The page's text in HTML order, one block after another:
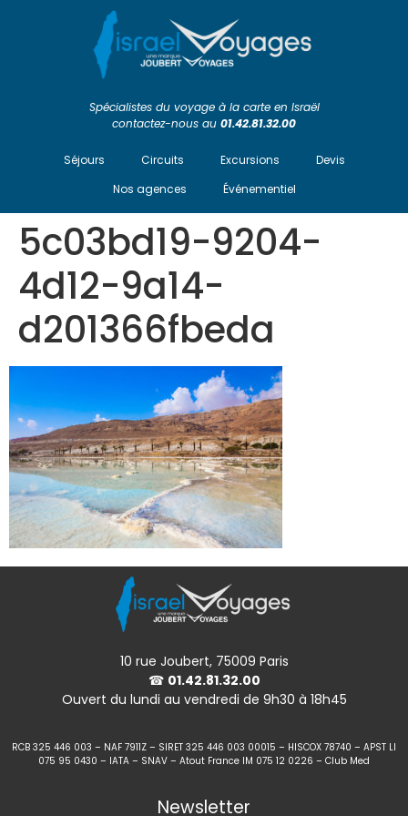
Spécialistes du voyage à la carte en Israël
contactez-nous au 01.42.81.32.00
Séjours Circuits Excursions
Devis
Nos agences
Événementiel
5c03bd19-9204-
4d12-9a14-
d201366fbeda
10 rue Joubert, 75009 Paris
☎ 01.42.81.32.00
Ouvert du lundi au vendredi de 9h30 à 18h45
RCB 325 446 003 – NAF 7911Z – SIRET 325 446 003 00015 – HISCOX 78740 – APST LI
075 95 0430 – IATA – SNAV – Atout France IM 075 12 0226 – Club Med
Newsletter